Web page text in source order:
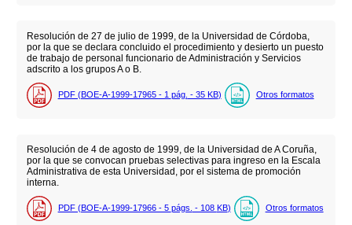
Resolución de 27 de julio de 1999, de la Universidad de Córdoba,
por la que se declara concluido el procedimiento y desierto un puesto
de trabajo de personal funcionario de Administración y Servicios
adscrito a los grupos A o B.
PDF (BOE-A-1999-17965 - 1 pág. - 35 KB) Otros formatos
Resolución de 4 de agosto de 1999, de la Universidad de A Coruña,
por la que se convocan pruebas selectivas para ingreso en la Escala
Administrativa de esta Universidad, por el sistema de promoción
interna.
PDF (BOE-A-1999-17966 - 5 págs. - 108 KB) Otros formatos